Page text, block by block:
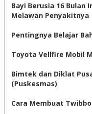
Bayi Berusia 16 Bulan
Melawan Penyakitnya
Pentingnya Belajar
Toyota Vellfire Mobil
Bimtek dan Diklat
(Puskesmas)
Cara Membuat